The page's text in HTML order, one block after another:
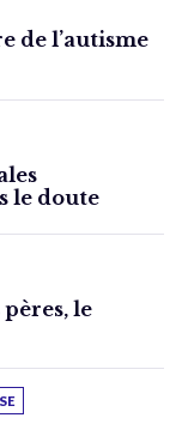
de l’autisme
le doute
pères, le